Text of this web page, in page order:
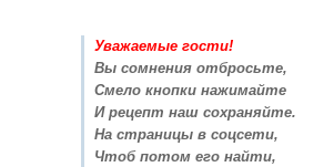
Уважаемые гости!
Вы сомнения отбросьте,
Смело кнопки нажимайте
И рецепт наш сохраняйте.
На страницы в соцсети,
Чтоб потом его найти,